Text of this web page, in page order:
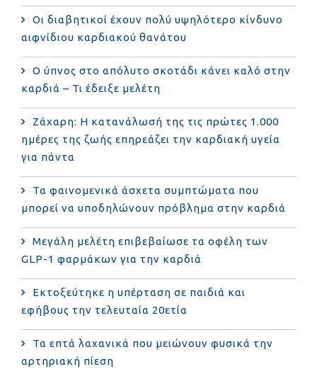
Οι διαβητικοί έχουν πολύ υψηλότερο κίνδυνο
αιφνίδιου καρδιακού θανάτου
Ο ύπνος στο απόλυτο σκοτάδι κάνει καλό στην
καρδιά – Τι έδειξε μελέτη
Ζάχαρη: Η κατανάλωσή της τις πρώτες 1.000
ημέρες της ζωής επηρεάζει την καρδιακή υγεία
για πάντα
Τα φαινομενικά άσχετα συμπτώματα που
μπορεί να υποδηλώνουν πρόβλημα στην καρδιά
Μεγάλη μελέτη επιβεβαίωσε τα οφέλη των
GLP-1 φαρμάκων για την καρδιά
Εκτοξεύτηκε η υπέρταση σε παιδιά και
εφήβους την τελευταία 20ετία
Τα επτά λαχανικά που μειώνουν φυσικά την
αρτηριακή πίεση